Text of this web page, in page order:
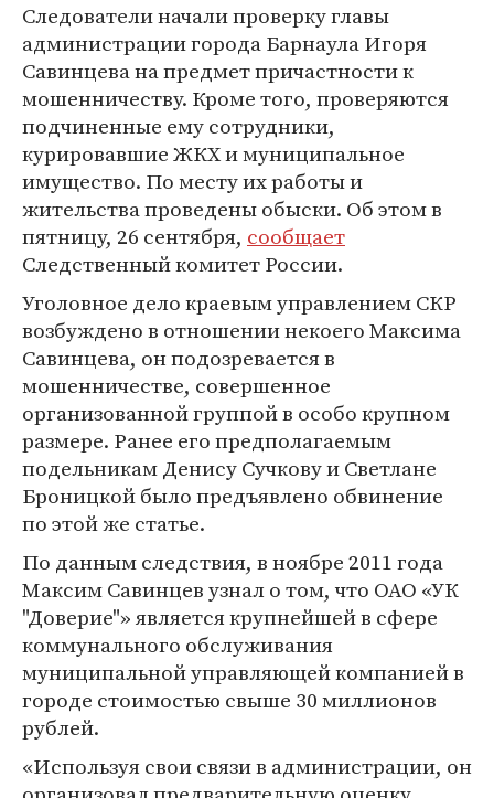
Следователи начали проверку главы
администрации города Барнаула Игоря
Савинцева на предмет причастности к
мошенничеству. Кроме того, проверяются
подчиненные ему сотрудники,
курировавшие ЖКХ и муниципальное
имущество. По месту их работы и
жительства проведены обыски. Об этом в
пятницу, 26 сентября, сообщает
Следственный комитет России.
Уголовное дело краевым управлением СКР
возбуждено в отношении некоего Максима
Савинцева, он подозревается в
мошенничестве, совершенное
организованной группой в особо крупном
размере. Ранее его предполагаемым
подельникам Денису Сучкову и Светлане
Броницкой было предъявлено обвинение
по этой же статье.
По данным следствия, в ноябре 2011 года
Максим Савинцев узнал о том, что ОАО «УК
"Доверие"» является крупнейшей в сфере
коммунального обслуживания
муниципальной управляющей компанией в
городе стоимостью свыше 30 миллионов
рублей.
«Используя свои связи в администрации, он